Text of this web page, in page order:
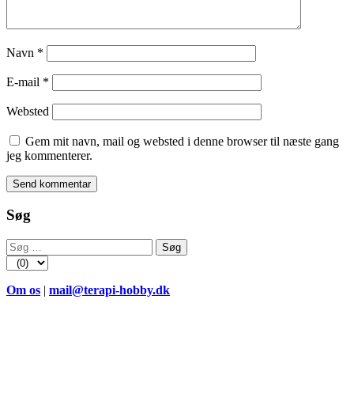
Navn *
E-mail *
Websted
Gem mit navn, mail og websted i denne browser til næste gang
jeg kommenterer.
Søg
Søg
efter:
Om os | mail@terapi-hobby.dk